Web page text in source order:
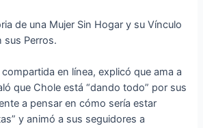
en línea, explicó que ama a
que Chole está “dando todo” por sus
a pensar en cómo sería estar
y animó a sus seguidores a